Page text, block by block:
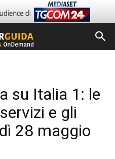
su Italia 1: le
e gli
28 maggio